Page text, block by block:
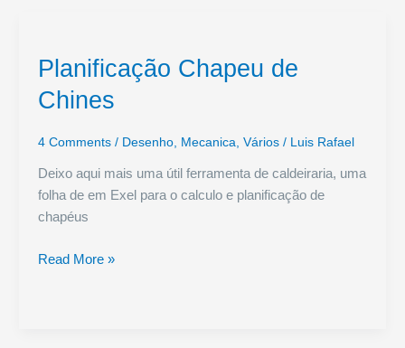
Planificação Chapeu de
Chines
4 Comments / Desenho, Mecanica Vários/ Luis Rafael
Deixo aqui mais uma útil ferramenta de caldeiraria, uma
folha de em Exel para o calculo e planificação de
chapéus
Planificação
Read More »